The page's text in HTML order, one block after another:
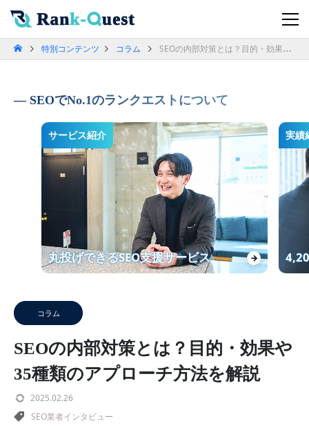
特別コンテンツ コラム SEOの内部対策とは？目的・効果や35種類のアプローチ方法を解説
SEOでNo.1のランクエストについて
サービス紹介
丸投げできるSEO支援サービス →
実績
コラム
SEOの内部対策とは？目的・効果や
35種類のアプローチ方法を解説
2025.02.26
SEO業者インタビュー